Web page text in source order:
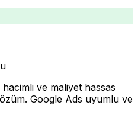
ve maliyet hassas
Google Ads uyumlu ve